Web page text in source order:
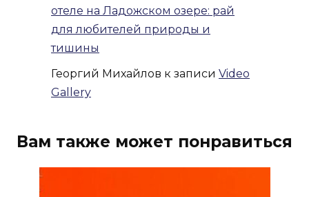
отеле на Ладожском озере: рай
для любителей природы и
тишины
Георгий Михайлов к записи Video
Gallery
Вам также может понравиться